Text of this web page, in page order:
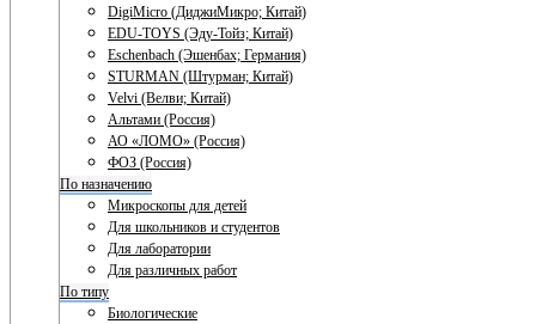
DigiMicro (ДиджиМикро; Китай)
EDU-TOYS (Эду-Тойз; Китай)
Eschenbach (Эшенбах; Германия)
STURMAN (Штурман; Китай)
Velvi (Велви; Китай)
Альтами (Россия)
АО «ЛОМО» (Россия)
ФОЗ (Россия)
По назначению
Микроскопы для детей
Для школьников и студентов
Для лаборатории
Для различных работ
По типу
Биологические